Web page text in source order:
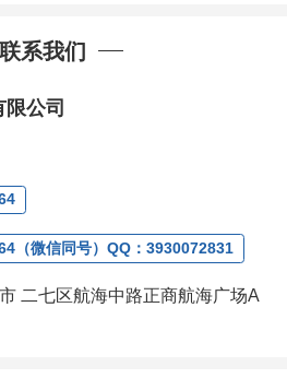
品，如需其他产品也可咨询定制！
格等请直接联系：
/0371-63377391
科研机构可以先发货和开票后再付
，全额退款，并承担所有运费，欢
联系我们
公司
（微信同号）QQ：3930072831
二七区航海中路正商航海广场A